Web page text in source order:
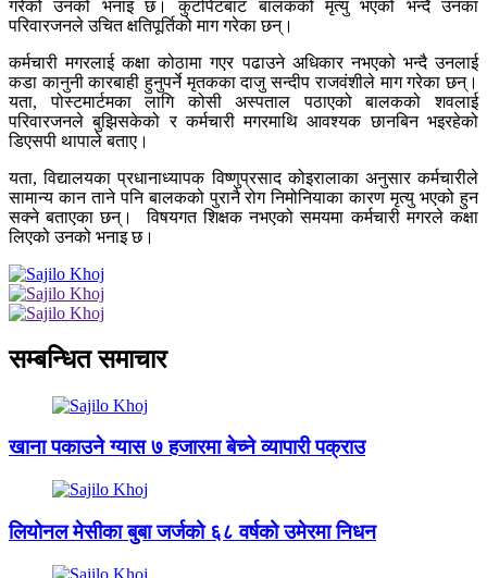
गरेको उनको भनाइ छ। कुटपिटबाट बालकको मृत्यु भएको भन्दै उनका
परिवारजनले उचित क्षतिपूर्तिको माग गरेका छन्।
कर्मचारी मगरलाई कक्षा कोठामा गएर पढाउने अधिकार नभएको भन्दै उनलाई
कडा कानुनी कारबाही हुनुपर्ने मृतकका दाजु सन्दीप राजवंशीले माग गरेका छन्।
यता, पोस्टमार्टमका लागि कोसी अस्पताल पठाएको बालकको शवलाई
परिवारजनले बुझिसकेको र कर्मचारी मगरमाथि आवश्यक छानबिन भइरहेको
डिएसपी थापाले बताए।
यता, विद्यालयका प्रधानाध्यापक विष्णुप्रसाद कोइरालाका अनुसार कर्मचारीले
सामान्य कान ताने पनि बालकको पुरानै रोग निमोनियाका कारण मृत्यु भएको हुन
सक्ने बताएका छन्। विषयगत शिक्षक नभएको समयमा कर्मचारी मगरले कक्षा
लिएको उनको भनाइ छ।
सम्बन्धित समाचार
खाना पकाउने ग्यास ७ हजारमा बेच्ने व्यापारी पक्राउ
लियोनल मेसीका बुबा जर्जको ६८ वर्षको उमेरमा निधन